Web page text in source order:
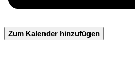
Zum Kalender hinzufügen